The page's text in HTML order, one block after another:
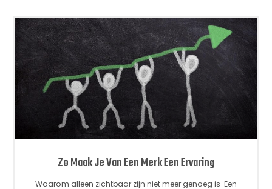
Zo Maak Je Van Een Merk Een Ervaring
Waarom alleen zichtbaar zijn niet meer genoeg is Een